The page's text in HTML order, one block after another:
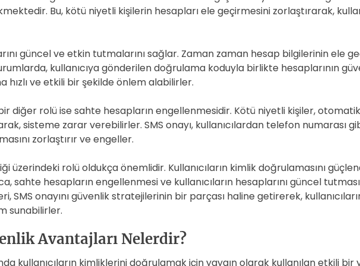
Bu, kötü niyetli kişilerin hesapları ele geçirmesini zorlaştırarak,
güncel ve etkin tutmalarını sağlar. Zaman zaman hesap bilgilerinin ele
kullanıcıya gönderilen doğrulama koduyla birlikte hesaplarının
hızlı ve etkili bir şekilde önlem alabilirler.
diğer rolü ise sahte hesapların engellenmesidir. Kötü niyetli kişiler,
sisteme zarar verebilirler. SMS onayı, kullanıcılardan telefon numarası
zorlaştırır ve engeller.
üzerindeki rolü oldukça önemlidir. Kullanıcıların kimlik doğrulamasını
sahte hesapların engellenmesi ve kullanıcıların hesaplarını güncel
SMS onayını güvenlik stratejilerinin bir parçası haline getirerek,
sunabilirler.
Avantajları Nelerdir?
kullanıcıların kimliklerini doğrulamak için yaygın olarak kullanılan etkili